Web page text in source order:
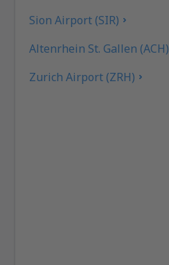
Sion Airport (SIR)
Altenrhein St. Gallen (ACH)
Zurich Airport (ZRH)